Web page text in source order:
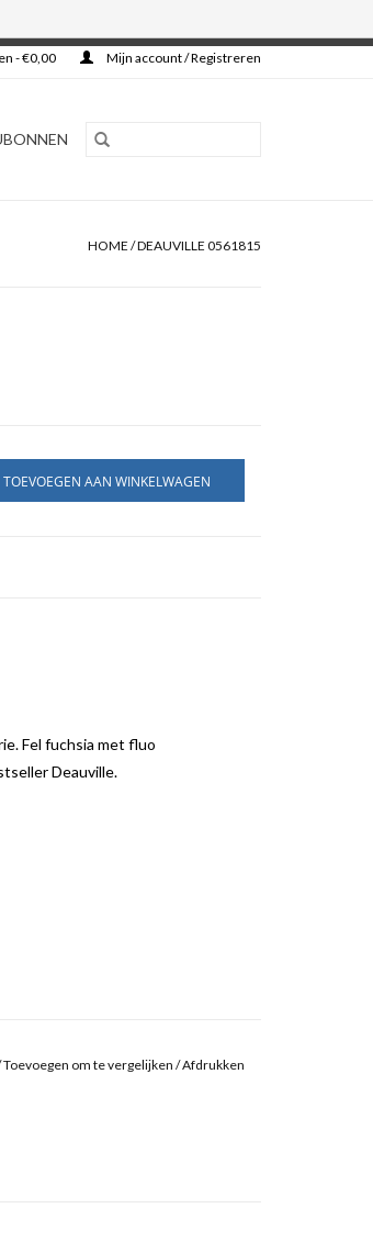
- €0,00 Mijn account / Registreren
HOME /DEAUVILLE 0561815
TOEVOEGEN AAN WINKELWAGEN
Fel fuchsia met fluo
Deauville.
Toevoegen om te vergelijken /Afdrukken